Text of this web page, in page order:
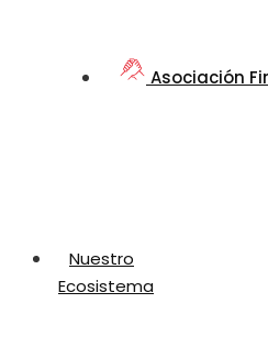
Asociación
Nuestro
Ecosistema